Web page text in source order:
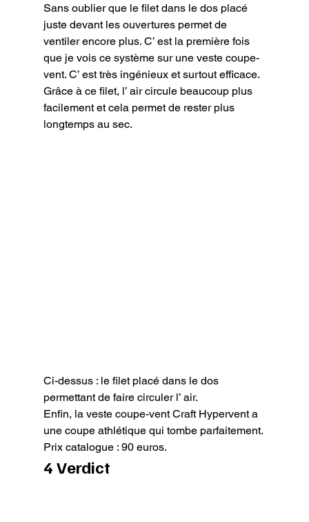
Sans oublier que le filet dans le dos placé
juste devant les ouvertures permet de
ventiler encore plus. C’ est la première fois
que je vois ce système sur une veste coupe-
vent. C’ est très ingénieux et surtout efficace.
Grâce à ce filet, l’ air circule beaucoup plus
facilement et cela permet de rester plus
longtemps au sec.
Ci-dessus : le filet placé dans le dos
permettant de faire circuler l’ air.
Enfin, la veste coupe-vent Craft Hypervent a
une coupe athlétique qui tombe parfaitement.
Prix catalogue : 90 euros.
4 Verdict